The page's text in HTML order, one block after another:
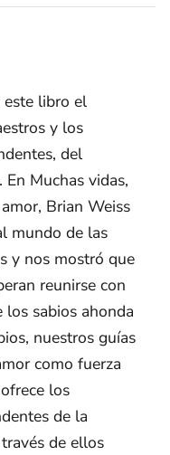
este libro el
y los
del
Muchas vidas,
Brian Weiss
mundo de las
y nos mostró que
reunirse con
los sabios ahonda
nuestros guías
como fuerza
los
de la
de ellos